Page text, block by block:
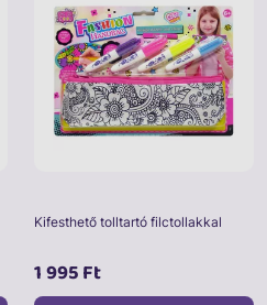
Kifesthető tolltartó filctollakkal
1 995 Ft